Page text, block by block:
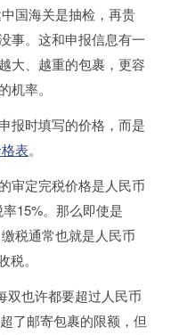
国海关是抽检，再贵
事。这和申报信息有一
大、越重的包裹，更容
率。
报时填写的价格，而是
表。
审定完税价格是人民币
15%。那么即使是
税通常也就是人民币
。
双也许都要超过人民币
了邮寄包裹的限额，但